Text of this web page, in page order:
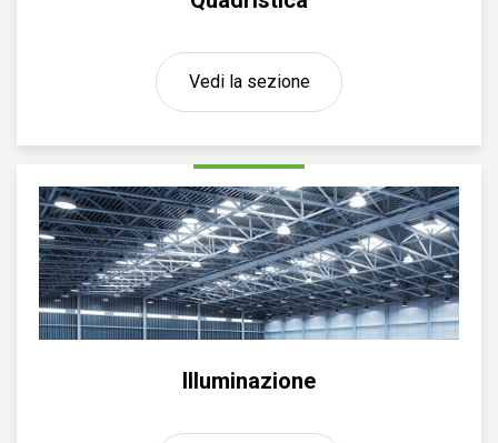
Vedi la sezione
Illuminazione